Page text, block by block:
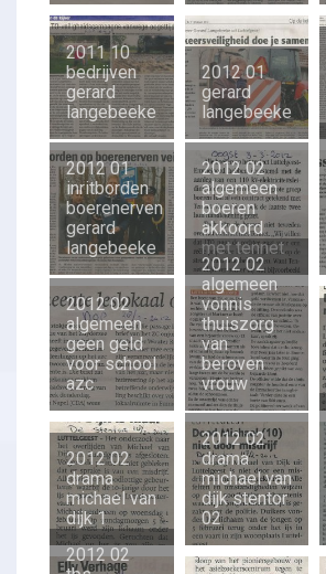
2011 10
bedrijven
gerard
langebeeke
2012 01
gerard
langebeeke
2012 01
inritborden
boerenerven
gerard
langebeeke
2012 02
algemeen
boeren
akkoord
met tennet
2012 02
algemeen
geen geld
voor school
azc
2012 02
algemeen
vonnis
thuiszorg
van
beroven
vrouw
2012 02
drama
michael van
dijk 1
2012 02
drama
michael van
dijk stentor
02
2012 02